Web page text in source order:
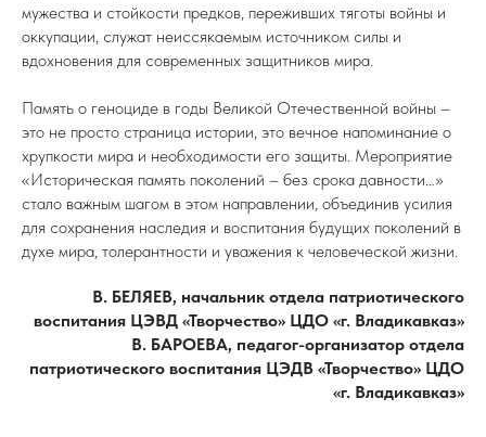
мужества и стойкости предков, переживших тяготы войны и
оккупации, служат неиссякаемым источником силы и
вдохновения для современных защитников мира.
Память о геноциде в годы Великой Отечественной войны –
это не просто страница истории, это вечное напоминание о
хрупкости мира и необходимости его защиты. Мероприятие
«Историческая память поколений – без срока давности…»
стало важным шагом в этом направлении, объединив усилия
для сохранения наследия и воспитания будущих поколений в
духе мира, толерантности и уважения к человеческой жизни.
В. БЕЛЯЕВ, начальник отдела патриотического
воспитания ЦЭВД «Творчество» ЦДО «г. Владикавказ»
В. БАРОЕВА, педагог-организатор отдела
патриотического воспитания ЦЭДВ «Творчество» ЦДО
«г. Владикавказ»